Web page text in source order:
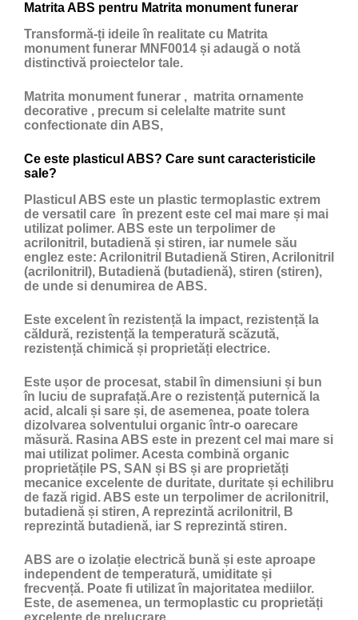
Matrita ABS pentru Matrita monument funerar
Transformă-ți ideile în realitate cu Matrita
monument funerar MNF0014 și adaugă o notă
distinctivă proiectelor tale.
Matrita monument funerar , matrita ornamente
decorative , precum si celelalte matrite sunt
confectionate din ABS,
Ce este plasticul ABS? Care sunt caracteristicile
sale?
Plasticul ABS este un plastic termoplastic extrem
de versatil care în prezent este cel mai mare și mai
utilizat polimer. ABS este un terpolimer de
acrilonitril, butadienă și stiren, iar numele său
englez este: Acrilonitril Butadienă Stiren, Acrilonitril
(acrilonitril), Butadienă (butadienă), stiren (stiren),
de unde si denumirea de ABS.
Este excelent în rezistență la impact, rezistență la
căldură, rezistență la temperatură scăzută,
rezistență chimică și proprietăți electrice.
Este ușor de procesat, stabil în dimensiuni și bun
în luciu de suprafață.Are o rezistență puternică la
acid, alcali și sare și, de asemenea, poate tolera
dizolvarea solventului organic într-o oarecare
măsură. Rasina ABS este in prezent cel mai mare si
mai utilizat polimer. Acesta combină organic
proprietățile PS, SAN și BS și are proprietăți
mecanice excelente de duritate, duritate și echilibru
de fază rigid. ABS este un terpolimer de acrilonitril,
butadienă și stiren, A reprezintă acrilonitril, B
reprezintă butadienă, iar S reprezintă stiren.
ABS are o izolație electrică bună și este aproape
independent de temperatură, umiditate și
frecvență. Poate fi utilizat în majoritatea mediilor.
Este, de asemenea, un termoplastic cu proprietăți
excelente de prelucrare.